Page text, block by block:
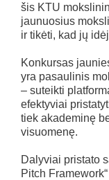
šis KTU
jaunuosius
ir tikėti, kad jų
Konkursas
yra pasaulinis
– suteikti
efektyviai
tiek akademinę
visuomenę.
Dalyviai pristato
Pitch